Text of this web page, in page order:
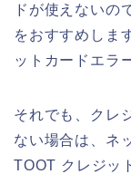
ドが使えないの
をおすすめしま
ットカードエラ
それでも、クレ
ない場合は、ネ
TOOT クレジッ